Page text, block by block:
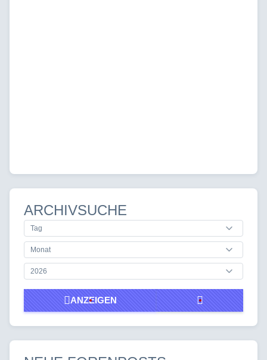
ARCHIVSUCHE
ANZEIGEN